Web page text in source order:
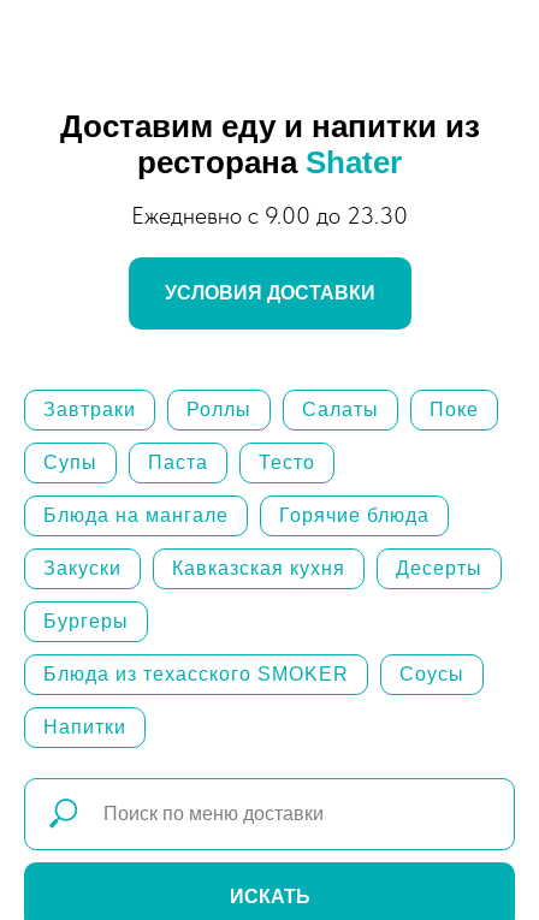
Доставим еду и напитки из
ресторана Shater
Ежедневно с 9.00 до 23.30
УСЛОВИЯ ДОСТАВКИ
Завтраки Роллы Салаты Поке
Супы Паста Тесто
Блюда на мангале Горячие блюда
Закуски Кавказская кухня Десерты
Бургеры
Блюда из техасского SMOKER Соусы
Напитки
ИСКАТЬ